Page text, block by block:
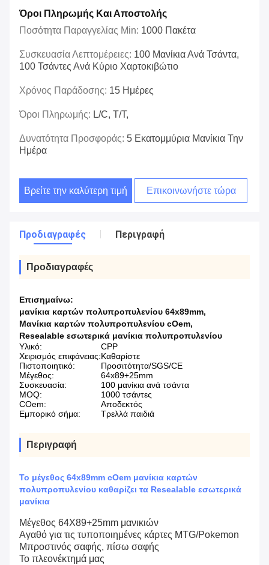
Όροι Πληρωμής Και Αποστολής
Ποσότητα Παραγγελίας Min: 1000 Πακέτα
Συσκευασία Λεπτομέρειες: 100 Μανίκια Ανά Τσάντα,
100 Τσάντες Ανά Κύριο Χαρτοκιβώτιο
Χρόνος Παράδοσης: 15 Ημέρες
Όροι Πληρωμής: L/C, T/T,
Δυνατότητα Προσφοράς: 5 Εκατομμύρια Μανίκια Την
Ημέρα
Βρείτε την καλύτερη τιμή Επικοινωνήστε τώρα
Προδιαγραφές Περιγραφή
Προδιαγραφές
Επισημαίνω:
μανίκια καρτών πολυπροπυλενίου 64x89mm,
Μανίκια καρτών πολυπροπυλενίου cOem,
Resealable εσωτερικά μανίκια πολυπροπυλενίου
Υλικό:
CPP
Χειρισμός επιφάνειας:Καθαρίστε
Πιστοποιητικό:
Προσιτότητα/SGS/CE
Μέγεθος:
64x89+25mm
Συσκευασία:
100 μανίκια ανά τσάντα
MOQ:
1000 τσάντες
COem:
Αποδεκτός
Εμπορικό σήμα:
Τρελλά παιδιά
Περιγραφή
Το μέγεθος 64x89mm cOem μανίκια καρτών
πολυπροπυλενίου καθαρίζει τα Resealable εσωτερικά
μανίκια
Μέγεθος 64X89+25mm μανικιών
Αγαθό για τις τυποποιημένες κάρτες MTG/Pokemon
Μπροστινός σαφής, πίσω σαφής
Το πλεονέκτημά μας